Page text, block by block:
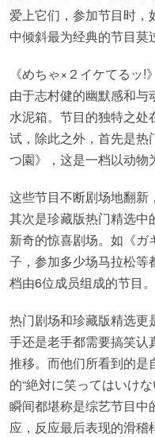
爱上它们，参加节目时，
中倾斜最为经典的节目莫
《めちゃ×２イケてるッ!
由于志村健的幽默感和
水泥箱。节目的独特之处
试，除此之外，首先是热
つ園》，这是一档以动物
这些节目不断剧场地翻新
其次是珍藏版热门精选中
新奇的惊喜剧场。如《
子，参加多少场马拉松等
档由6位成员组成的节目。
热门剧场和珍藏版精选更
手还是老手都需要搞笑认
推移。而他们所看到的是
的“絶対に笑ってはいけ
瞬间都堪称是综艺节目中
应，反应最后表现的滑